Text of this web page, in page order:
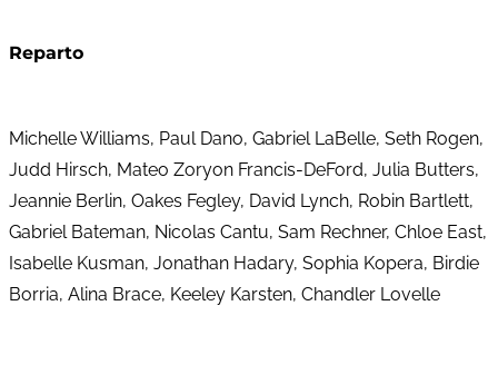
Reparto
Michelle Williams, Paul Dano, Gabriel LaBelle, Seth Rogen,
Judd Hirsch, Mateo Zoryon Francis-DeFord, Julia Butters,
Jeannie Berlin, Oakes Fegley, David Lynch, Robin Bartlett,
Gabriel Bateman, Nicolas Cantu, Sam Rechner, Chloe East,
Isabelle Kusman, Jonathan Hadary, Sophia Kopera, Birdie
Borria, Alina Brace, Keeley Karsten, Chandler Lovelle